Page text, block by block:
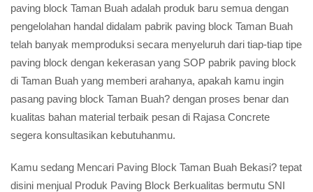
paving block Taman Buah adalah produk baru semua dengan
pengelolahan handal didalam pabrik paving block Taman Buah
telah banyak memproduksi secara menyeluruh dari tiap-tiap tipe
paving block dengan kekerasan yang SOP pabrik paving block
di Taman Buah yang memberi arahanya, apakah kamu ingin
pasang paving block Taman Buah? dengan proses benar dan
kualitas bahan material terbaik pesan di Rajasa Concrete
segera konsultasikan kebutuhanmu.
Kamu sedang Mencari Paving Block Taman Buah Bekasi? tepat
disini menjual Produk Paving Block Berkualitas bermutu SNI